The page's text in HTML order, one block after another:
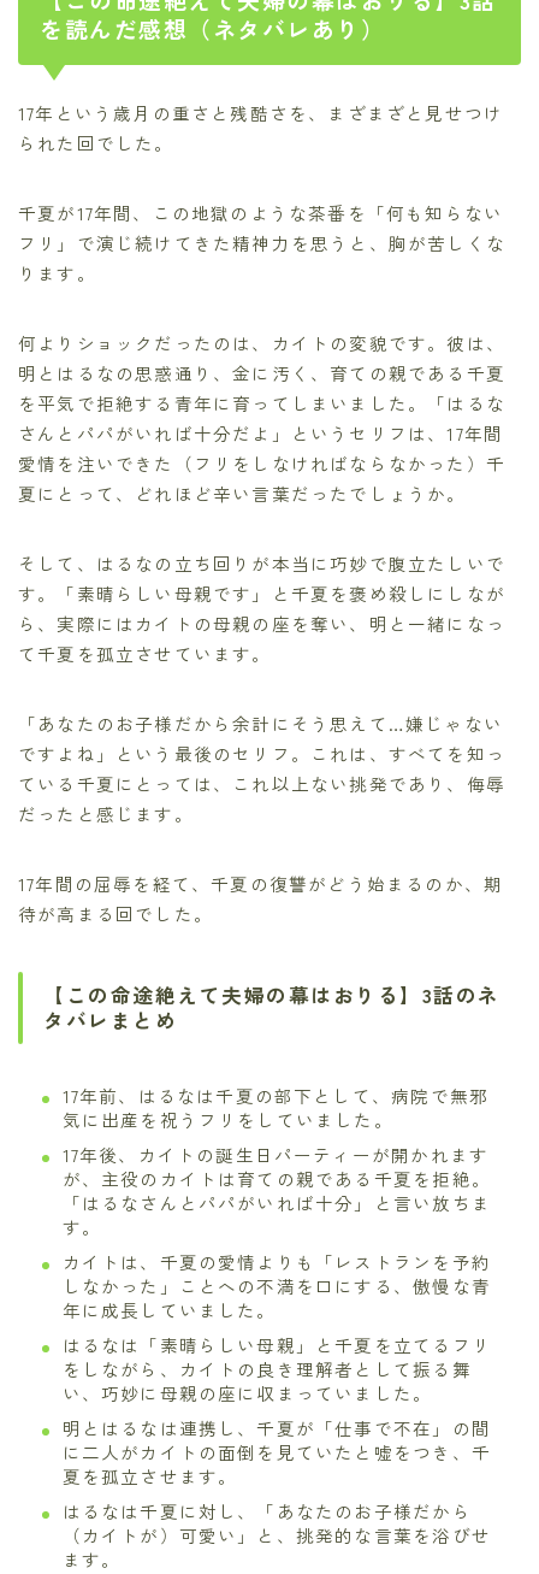
を読んだ感想（ネタバレあり）
17年という歳月の重さと残酷さを、まざまざと見せつけ
られた回でした。
千夏が17年間、この地獄のような茶番を「何も知らない
フリ」で演じ続けてきた精神力を思うと、胸が苦しくな
ります。
何よりショックだったのは、カイトの変貌です。彼は、
明とはるなの思惑通り、金に汚く、育ての親である千夏
を平気で拒絶する青年に育ってしまいました。「はるな
さんとパパがいれば十分だよ」というセリフは、17年間
愛情を注いできた（フリをしなければならなかった）千
夏にとって、どれほど辛い言葉だったでしょうか。
そして、はるなの立ち回りが本当に巧妙で腹立たしいで
す。「素晴らしい母親です」と千夏を褒め殺しにしなが
ら、実際にはカイトの母親の座を奪い、明と一緒になっ
て千夏を孤立させています。
「あなたのお子様だから余計にそう思えて…嫌じゃない
ですよね」という最後のセリフ。これは、すべてを知っ
ている千夏にとっては、これ以上ない挑発であり、侮辱
だったと感じます。
17年間の屈辱を経て、千夏の復讐がどう始まるのか、期
待が高まる回でした。
【この命途絶えて夫婦の幕はおりる】3話のネ
タバレまとめ
17年前、はるなは千夏の部下として、病院で無邪
気に出産を祝うフリをしていました。
17年後、カイトの誕生日パーティーが開かれます
が、主役のカイトは育ての親である千夏を拒絶。
「はるなさんとパパがいれば十分」と言い放ちま
す。
カイトは、千夏の愛情よりも「レストランを予約
しなかった」ことへの不満を口にする、傲慢な青
年に成長していました。
はるなは「素晴らしい母親」と千夏を立てるフリ
をしながら、カイトの良き理解者として振る舞
い、巧妙に母親の座に収まっていました。
明とはるなは連携し、千夏が「仕事で不在」の間
に二人がカイトの面倒を見ていたと嘘をつき、千
夏を孤立させます。
はるなは千夏に対し、「あなたのお子様だから
（カイトが）可愛い」と、挑発的な言葉を浴びせ
ます。